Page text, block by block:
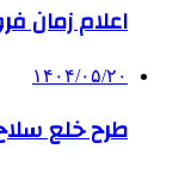
اعلام زمان
۱۴۰۴/۰۵/۲۰
طرح خلع